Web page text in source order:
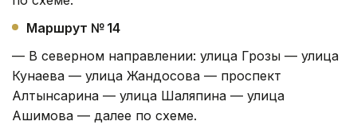
Маршрут № 14
— В северном направлении: улица Грозы — улица
Кунаева — улица Жандосова — проспект
Алтынсарина — улица Шаляпина — улица
Ашимова — далее по схеме.